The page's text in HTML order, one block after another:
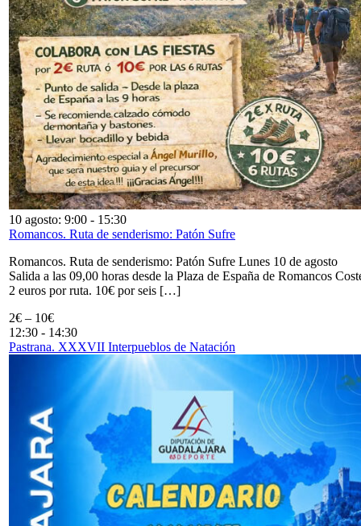
10 agosto: 9:00 - 15:30
Romancos. Ruta de senderismo: Patón Sufre
Romancos. Ruta de senderismo: Patón Sufre Lunes 10 de agosto
Salida a las 09,00 horas desde la Plaza de España de Romancos
2 euros por ruta. 10€ por seis […]
2€ – 10€
12:30 - 14:30
Pastrana. XXXVII Interpueblos de Natación